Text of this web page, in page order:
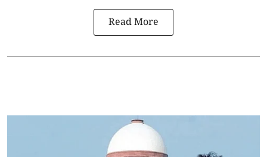
Read More